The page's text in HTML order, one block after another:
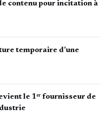
contenu pour incitation à
temporaire d’une
le 1ᵉʳ fournisseur de